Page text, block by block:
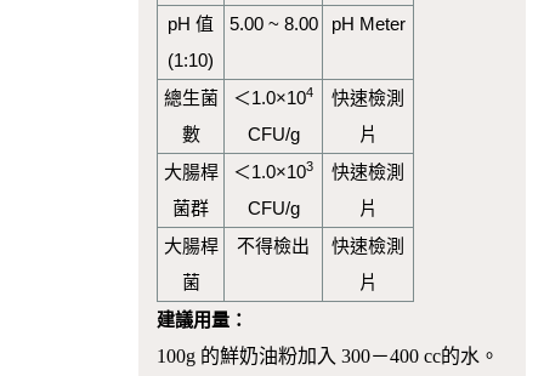
pH 值
(1:10)
5.00 ~ 8.00 pH Meter
總生菌
數
＜1.0×104
CFU/g
快速檢測
片
大腸桿
菌群
＜1.0×103
CFU/g
快速檢測
片
大腸桿
菌
不得檢出
快速檢測
片
建議用量：
100g 的鮮奶油粉加入 300－400 cc的水。